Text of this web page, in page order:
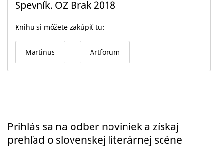
Spevník. OZ Brak 2018
Knihu si môžete zakúpiť tu:
Martinus Artforum
Prihlás sa na odber noviniek a získaj
prehľad o slovenskej literárnej scéne